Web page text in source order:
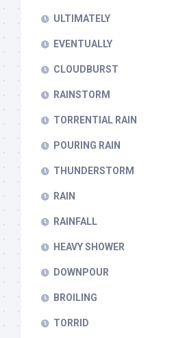
ULTIMATELY
EVENTUALLY
CLOUDBURST
RAINSTORM
TORRENTIAL RAIN
POURING RAIN
THUNDERSTORM
RAIN
RAINFALL
HEAVY SHOWER
DOWNPOUR
BROILING
TORRID